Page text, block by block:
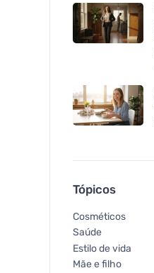
Tópicos
Cosméticos
Saúde
Estilo de vida
Mãe e filho